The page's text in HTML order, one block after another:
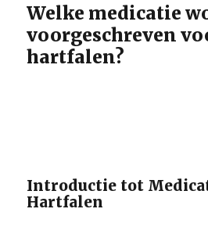
Welke medicatie
voorgeschreven
hartfalen?
Introductie tot
Hartfalen